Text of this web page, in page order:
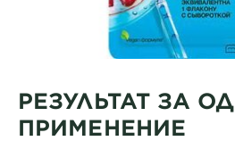
РЕЗУЛЬТАТ ЗА
ПРИМЕНЕНИЕ